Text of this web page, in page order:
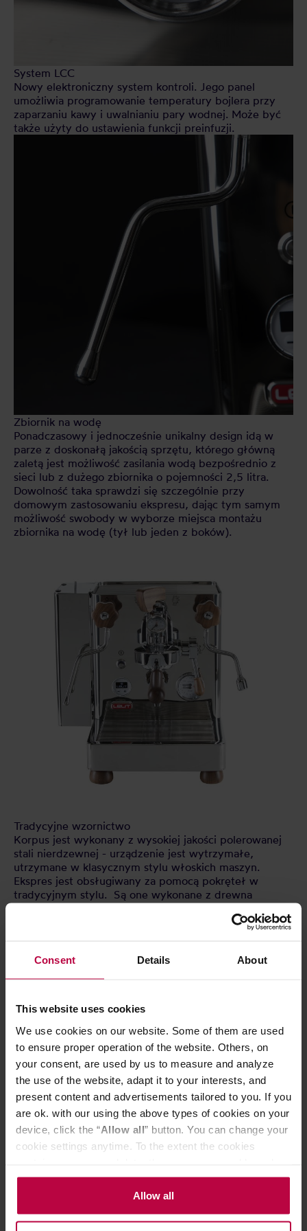
Consent Details About
This website uses cookies
We use cookies on our website. Some of them are used
to ensure proper operation of the website. Others, on
your consent, are used by us to measure and analyze
the use of the website, adapt it to your interests, and
present content and advertisements tailored to you. If you
are ok. with our using the above types of cookies on your
device, click the “Allow all” button. You can change your
cookie settings anytime. To the extent the cookies
the controller’s (namely, ALL GOOD S.A., ul.
Mazowiecka 24I/U9, 78-100 Kołobrzeg) or third parties’
legitimate interests which are to ensure a high quality of
Allow all
System LCC
Nowy elektroniczny system kontroli. Jego panel
umożliwia programowanie temperatury bojlera przy
zaparzaniu kawy i uwalnianiu pary wodnej. Może być
także użyty do ustawienia funkcji preinfuzji.
Zbiornik na wodę
Ponadczasowy i jednocześnie unikalny design idą w
parze z doskonałą jakością sprzętu, którego główną
zaletą jest możliwość zasilania wodą bezpośrednio z
sieci lub z dużego zbiornika o pojemności 2,5 litra.
Dowolność taka sprawdzi się szczególnie przy
domowym zastosowaniu ekspresu, dając tym samym
możliwość swobody w wyborze miejsca montażu
zbiornika na wodę (tył lub jeden z boków).
Tradycyjne wzornictwo
Korpus jest wykonany z wysokiej jakości polerowanej
stali nierdzewnej - urządzenie jest wytrzymałe,
utrzymane w klasycznym stylu włoskich maszyn.
Ekspres jest obsługiwany za pomocą pokręteł w
tradycyjnym stylu. Są one wykonane z drewna
dodatkowo regulowaną wysokość. Stalowa tacka
trójdrożny oraz system zapobiegający kapaniu wody z
wylewki po parzeniu. Ciśnienie jest wskazywane przez
podgrzewacz do filiżanek.